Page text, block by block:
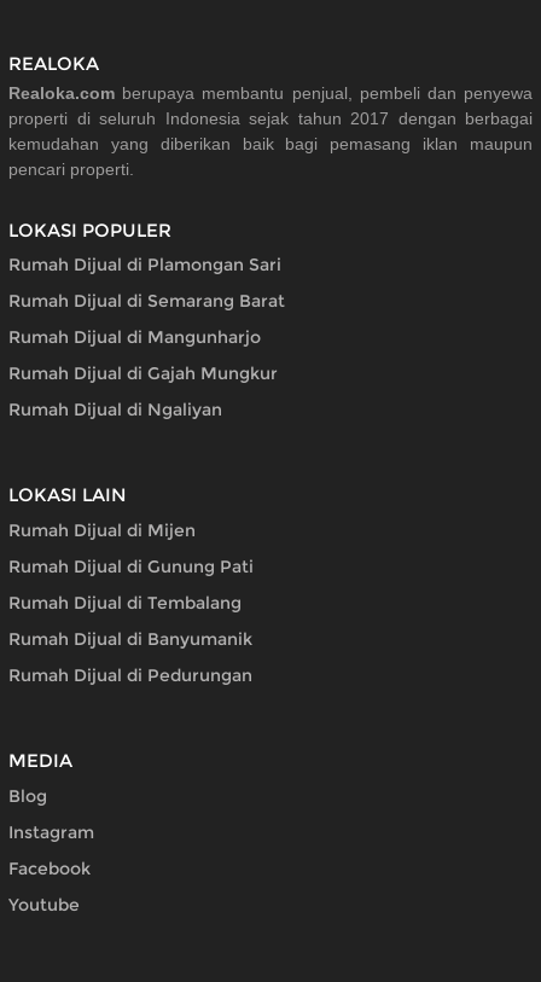
REALOKA
Realoka.com berupaya membantu penjual, pembeli dan penyewa
properti di seluruh Indonesia sejak tahun 2017 dengan berbagai
kemudahan yang diberikan baik bagi pemasang iklan maupun
pencari properti.
LOKASI POPULER
Rumah Dijual di Plamongan Sari
Rumah Dijual di Semarang Barat
Rumah Dijual di Mangunharjo
Rumah Dijual di Gajah Mungkur
Rumah Dijual di Ngaliyan
LOKASI LAIN
Rumah Dijual di Mijen
Rumah Dijual di Gunung Pati
Rumah Dijual di Tembalang
Rumah Dijual di Banyumanik
Rumah Dijual di Pedurungan
MEDIA
Blog
Instagram
Facebook
Youtube